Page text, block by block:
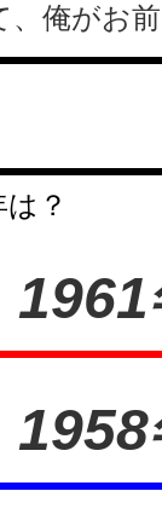
俺がお
？
1961
1958